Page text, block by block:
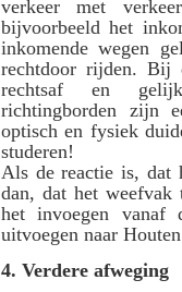
verkeer met
bijvoorbeeld het
inkomende wegen
rechtdoor rijden. Bij
rechtsaf en
richtingborden zijn
optisch en fysiek
studeren!
Als de reactie is, dat
dan, dat het
het invoegen vanaf
uitvoegen naar
4. Verdere afweging